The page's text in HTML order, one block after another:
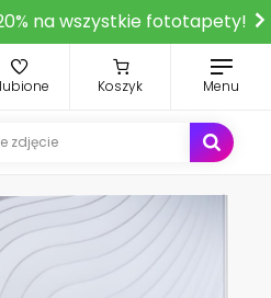
na wszystkie fototapety!
Koszyk Menu